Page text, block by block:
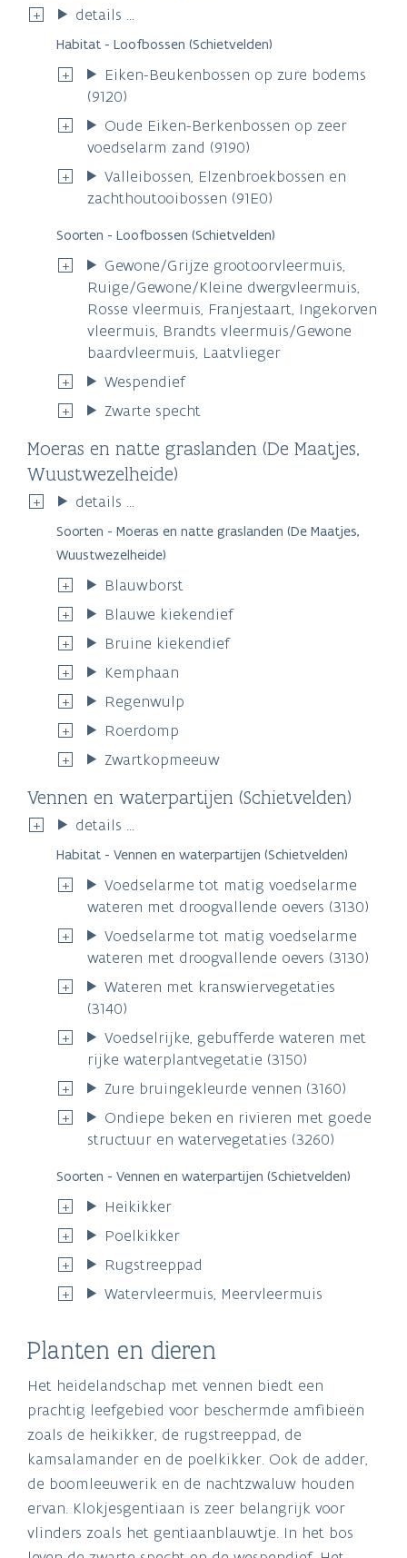
details ...
Habitat - Loofbossen (Schietvelden)
Eiken-Beukenbossen op zure bodems
(9120)
Oude Eiken-Berkenbossen op zeer
voedselarm zand (9190)
Valleibossen, Elzenbroekbossen en
zachthoutooibossen (91E0)
Soorten - Loofbossen (Schietvelden)
Gewone/Grijze grootoorvleermuis,
Ruige/Gewone/Kleine dwergvleermuis,
Rosse vleermuis, Franjestaart, Ingekorven
vleermuis, Brandts vleermuis/Gewone
baardvleermuis, Laatvlieger
Wespendief
Zwarte specht
Moeras en natte graslanden (De Maatjes,
Wuustwezelheide)
details ...
Soorten - Moeras en natte graslanden (De Maatjes,
Wuustwezelheide)
Blauwborst
Blauwe kiekendief
Bruine kiekendief
Kemphaan
Regenwulp
Roerdomp
Zwartkopmeeuw
Vennen en waterpartijen (Schietvelden)
details ...
Habitat - Vennen en waterpartijen (Schietvelden)
Voedselarme tot matig voedselarme
wateren met droogvallende oevers (3130)
Voedselarme tot matig voedselarme
wateren met droogvallende oevers (3130)
Wateren met kranswiervegetaties
(3140)
Voedselrijke, gebufferde wateren met
rijke waterplantvegetatie (3150)
Zure bruingekleurde vennen (3160)
Ondiepe beken en rivieren met goede
structuur en watervegetaties (3260)
Soorten - Vennen en waterpartijen (Schietvelden)
Heikikker
Poelkikker
Rugstreeppad
Watervleermuis, Meervleermuis
Planten en dieren
Het heidelandschap met vennen biedt een
prachtig leefgebied voor beschermde amfibieën
zoals de heikikker, de rugstreeppad, de
kamsalamander en de poelkikker. Ook de adder,
de boomleeuwerik en de nachtzwaluw houden
ervan. Klokjesgentiaan is zeer belangrijk voor
vlinders zoals het gentiaanblauwtje. In het bos